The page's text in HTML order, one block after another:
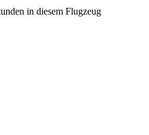
in diesem Flugzeug